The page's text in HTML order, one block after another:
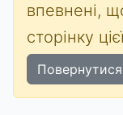
впевнені,
сторінку
Повернутися